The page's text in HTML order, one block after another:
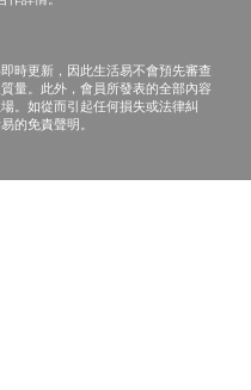
物性乳酸菌K1、非洲
時更新，因此生活易不會預先審查
量。此外，會員所發表的全部內容
。如從而引起任何損失或法律糾
的免責聲明。